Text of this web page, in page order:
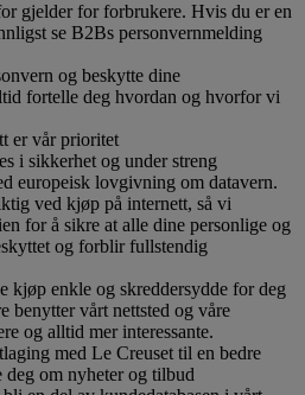
gjelder for forbrukere. Hvis du er en
se B2Bs personvernmelding
og beskytte dine
fortelle deg hvordan og hvorfor vi
er vår prioritet
i sikkerhet og under streng
europeisk lovgivning om datavern.
ved kjøp på internett, så vi
for å sikre at alle dine personlige og
og forblir fullstendig
kjøp enkle og skreddersydde for deg
benytter vårt nettsted og våre
og alltid mer interessante.
med Le Creuset til en bedre
om nyheter og tilbud